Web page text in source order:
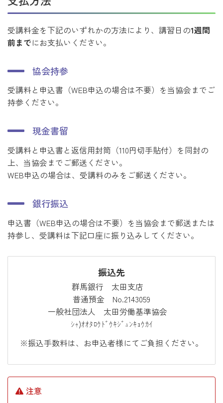
受講料金を下記のいずれかの方法により、講習日の1週間
前までにお支払いください。
協会持参
受講料と申込書（WEB申込の場合は不要）を当協会までご
持参ください。
現金書留
受講料と申込書と返信用封筒（110円切手貼付）を同封の
上、当協会までご郵送ください。
WEB申込の場合は、受講料のみをご郵送ください。
銀行振込
申込書（WEB申込の場合は不要）を当協会まで郵送または
持参し、受講料は下記口座に振り込みしてください。
振込先
群馬銀行 太田支店
普通預金 No.2143059
一般社団法人 太田労働基準協会
ｼｬ)ｵｵﾀﾛｳﾄﾞｳｷｼﾞｭﾝｷｮｳｶｲ
※振込手数料は、お申込者様にてご負担ください。
注意